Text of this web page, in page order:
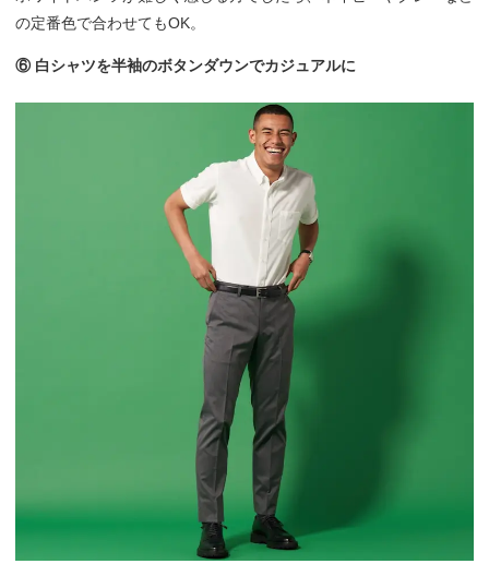
の定番色で合わせてもOK。
⑥ 白シャツを半袖のボタンダウンでカジュアルに